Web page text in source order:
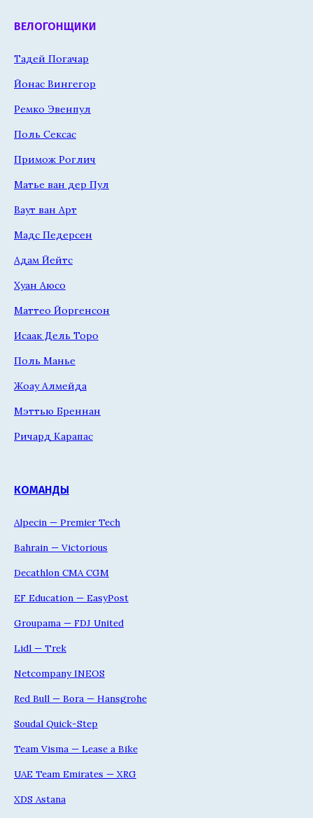
ВЕЛОГОНЩИКИ
Тадей Погачар
Йонас Вингегор
Ремко Эвенпул
Поль Сексас
Примож Роглич
Матье ван дер Пул
Ваут ван Арт
Мадс Педерсен
Адам Йейтс
Хуан Аюсо
Маттео Йоргенсон
Исаак Дель Торо
Поль Манье
Жоау Алмейда
Мэттью Бреннан
Ричард Карапас
КОМАНДЫ
Alpecin — Premier Tech
Bahrain — Victorious
Decathlon CMA CGM
EF Education — EasyPost
Groupama — FDJ United
Lidl — Trek
Netcompany INEOS
Red Bull — Bora — Hansgrohe
Soudal Quick-Step
Team Visma — Lease a Bike
UAE Team Emirates — XRG
XDS Astana